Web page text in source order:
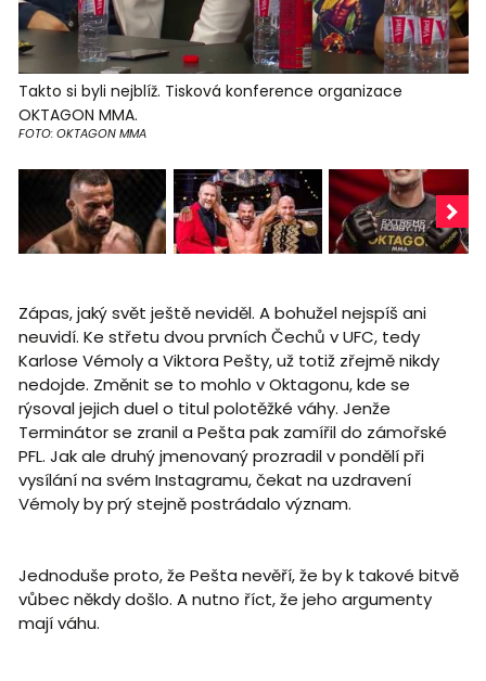
Takto si byli nejblíž. Tisková konference organizace
OKTAGON MMA.
FOTO: OKTAGON MMA
Zápas, jaký svět ještě neviděl. A bohužel nejspíš ani
neuvidí. Ke střetu dvou prvních Čechů v UFC, tedy
Karlose Vémoly a Viktora Pešty, už totiž zřejmě nikdy
nedojde. Změnit se to mohlo v Oktagonu, kde se
rýsoval jejich duel o titul polotěžké váhy. Jenže
Terminátor se zranil a Pešta pak zamířil do zámořské
PFL. Jak ale druhý jmenovaný prozradil v pondělí při
vysílání na svém Instagramu, čekat na uzdravení
Vémoly by prý stejně postrádalo význam.
Jednoduše proto, že Pešta nevěří, že by k takové bitvě
vůbec někdy došlo. A nutno říct, že jeho argumenty
mají váhu.